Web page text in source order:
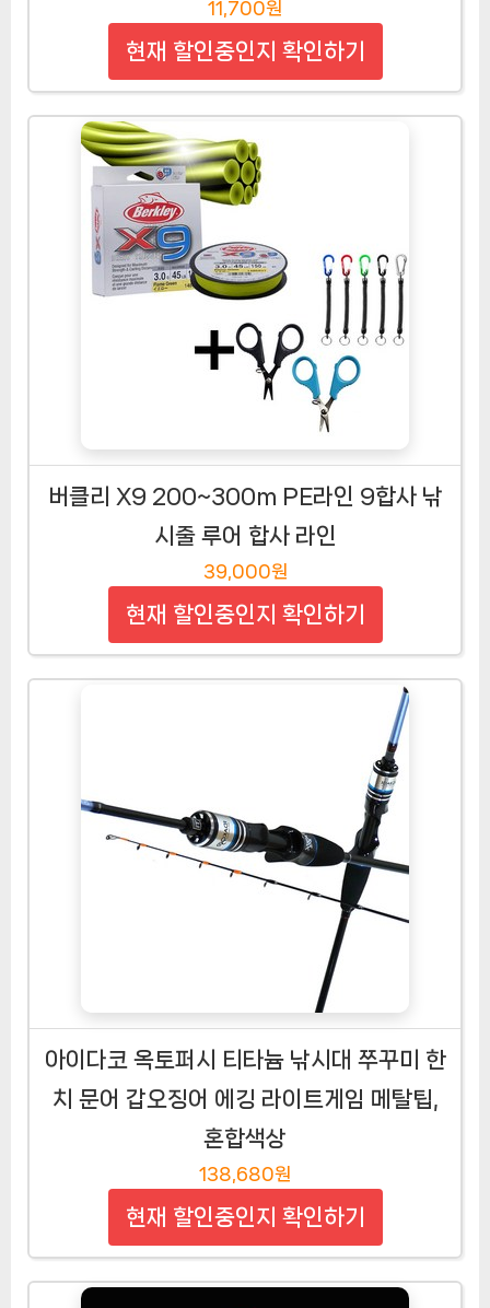
11,700원
현재 할인중인지 확인하기
버클리 X9 200~300m PE라인 9합사 낚
시줄 루어 합사 라인
39,000원
현재 할인중인지 확인하기
아이다코 옥토퍼시 티타늄 낚시대 쭈꾸미 한
치 문어 갑오징어 에깅 라이트게임 메탈팁,
혼합색상
138,680원
현재 할인중인지 확인하기